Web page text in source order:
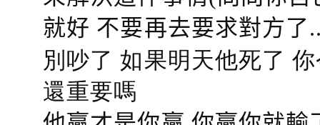
就好 不要再去要求對方
別吵了 如果明天他死了
還重要嗎